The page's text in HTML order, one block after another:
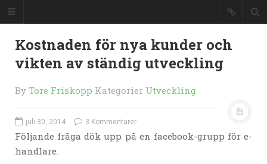
Kostnaden för nya kunder och
vikten av ständig utveckling
By Tore Friskopp Kategorier Utveckling
juli 30, 2014 3 Kommentarer
Följande fråga dök upp på en facebook-grupp för e-
handlare.